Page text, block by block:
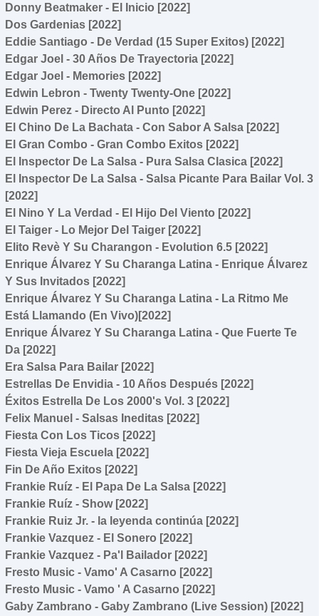
Donny Beatmaker - El Inicio [2022]
Dos Gardenias [2022]
Eddie Santiago - De Verdad (15 Super Exitos) [2022]
Edgar Joel - 30 Años De Trayectoria [2022]
Edgar Joel - Memories [2022]
Edwin Lebron - Twenty Twenty-One [2022]
Edwin Perez - Directo Al Punto [2022]
El Chino De La Bachata - Con Sabor A Salsa [2022]
El Gran Combo - Gran Combo Exitos [2022]
El Inspector De La Salsa - Pura Salsa Clasica [2022]
El Inspector De La Salsa - Salsa Picante Para Bailar Vol. 3
[2022]
El Nino Y La Verdad - El Hijo Del Viento [2022]
El Taiger - Lo Mejor Del Taiger [2022]
Elito Revè Y Su Charangon - Evolution 6.5 [2022]
Enrique Álvarez Y Su Charanga Latina - Enrique Álvarez
Y Sus Invitados [2022]
Enrique Álvarez Y Su Charanga Latina - La Ritmo Me
Está Llamando (En Vivo)[2022]
Enrique Álvarez Y Su Charanga Latina - Que Fuerte Te
Da [2022]
Era Salsa Para Bailar [2022]
Estrellas De Envidia - 10 Años Después [2022]
Éxitos Estrella De Los 2000's Vol. 3 [2022]
Felix Manuel - Salsas Ineditas [2022]
Fiesta Con Los Ticos [2022]
Fiesta Vieja Escuela [2022]
Fin De Año Exitos [2022]
Frankie Ruíz - El Papa De La Salsa [2022]
Frankie Ruíz - Show [2022]
Frankie Ruiz Jr. - la leyenda continúa [2022]
Frankie Vazquez - El Sonero [2022]
Frankie Vazquez - Pa'l Bailador [2022]
Fresto Music - Vamo' A Casarno [2022]
Fresto Music - Vamo ' A Casarno [2022]
Gaby Zambrano - Gaby Zambrano (Live Session) [2022]